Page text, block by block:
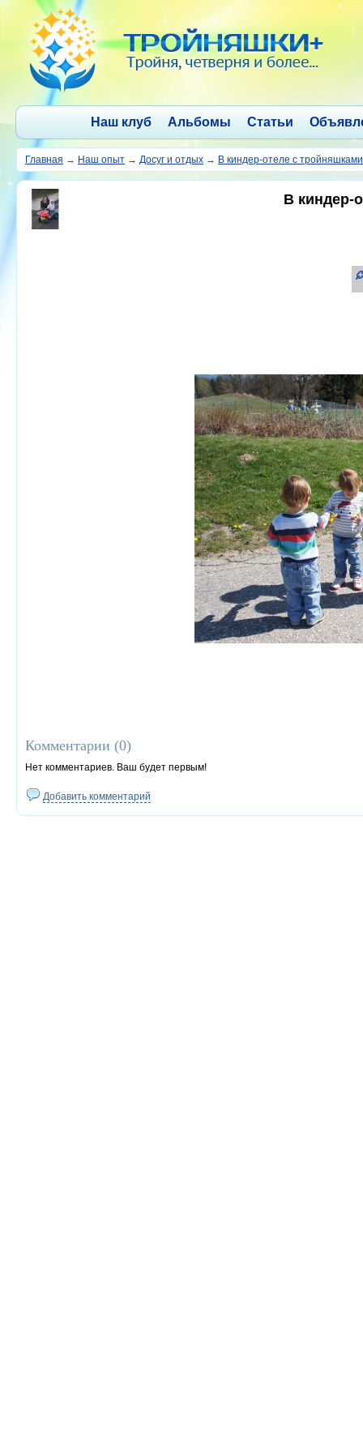
Наш клуб Альбомы Статьи
Главная → Наш опыт → Досуг и отдых → В киндер-отеле с тройняшками
В киндер-
Комментарии (0)
Нет комментариев. Ваш будет первым!
Добавить комментарий